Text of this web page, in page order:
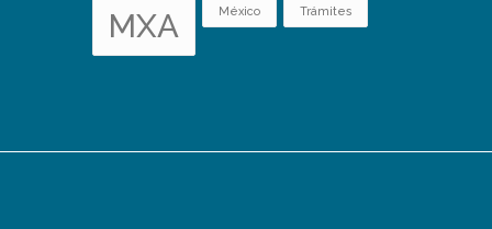
MXA México Trámites